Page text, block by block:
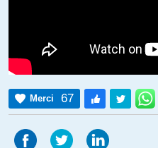
Merci 67